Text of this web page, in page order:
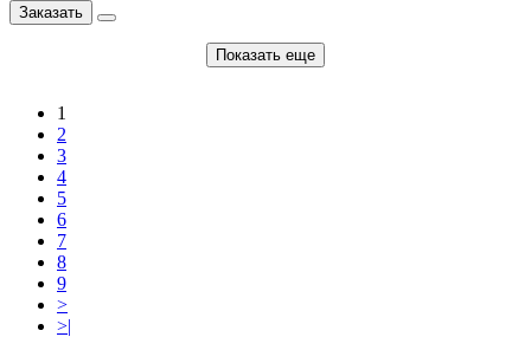
Заказать
Показать еще
1
2
3
4
5
6
7
8
9
>
>|